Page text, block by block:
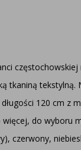
tkaniną
120 cm z
do
czerwony,